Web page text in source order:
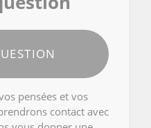
pensées et vos
contact avec